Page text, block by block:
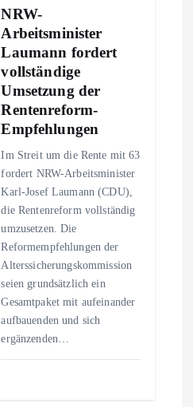
NRW-
Arbeitsminister
Laumann fordert
vollständige
Umsetzung der
Rentenreform-
Empfehlungen
Im Streit um die Rente mit 63
fordert NRW-Arbeitsminister
Karl-Josef Laumann (CDU),
die Rentenreform vollständig
umzusetzen. Die
Reformempfehlungen der
Alterssicherungskommission
seien grundsätzlich ein
Gesamtpaket mit aufeinander
aufbauenden und sich
ergänzenden…